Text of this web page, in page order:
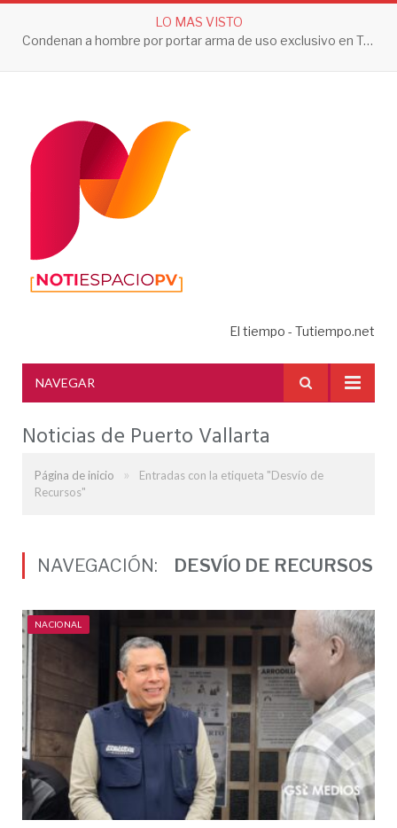
LO MAS VISTO
Condenan a hombre por portar arma de uso exclusivo en Tepic
El tiempo - Tutiempo.net
NAVEGAR
Noticias de Puerto Vallarta
Página de inicio »
Entradas con la etiqueta "Desvío de
Recursos"
NAVEGACIÓN: DESVÍO DE RECURSOS
NACIONAL